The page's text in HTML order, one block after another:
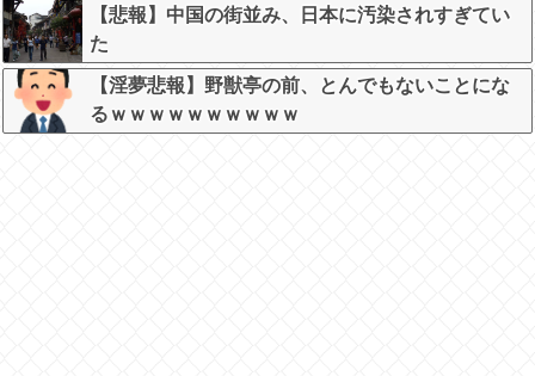
【悲報】中国の街並み、日本に汚染されすぎてい
た
【淫夢悲報】野獣亭の前、とんでもないことにな
るｗｗｗｗｗｗｗｗｗｗ